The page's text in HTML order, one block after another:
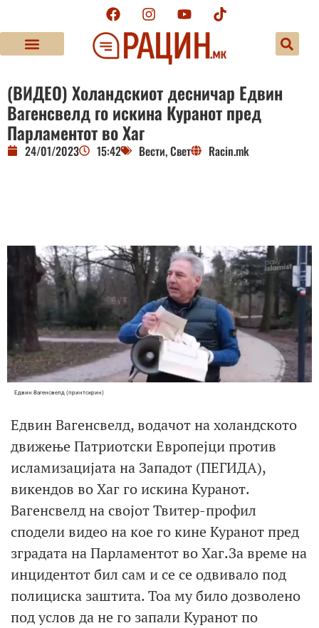
(ВИДЕО) Холандскиот десничар Едвин
Вагенсвелд го искина Куранот пред
Парламентот во Хаг
24/01/2023 15:42 Вести,Свет Racin.mk
Едвин Вагенсвелд (принтскрин)
Едвин Вагенсвелд, водачот на холандското
движење Патриотски Европејци против
исламизацијата на Западот (ПЕГИДА),
викендов во Хаг го искина Куранот.
Вагенсвелд на својот Твитер-профил
сподели видео на кое го кине Куранот пред
зградата на Парламентот во Хаг.За време на
инцидентот бил сам и се се одвивало под
полициска заштита. Тоа му било дозволено
под услов да не го запали Куранот по